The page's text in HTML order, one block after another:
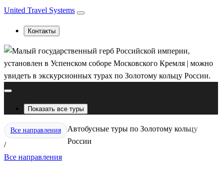
United Travel Systems
Контакты
Показать все туры
Все направления
/
Автобусные туры по Золотому кольцу
России
Все направления